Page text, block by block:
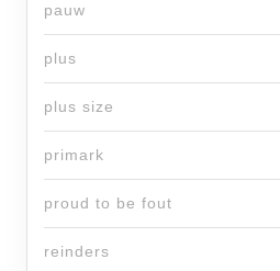
pauw
plus
plus size
primark
proud to be fout
reinders